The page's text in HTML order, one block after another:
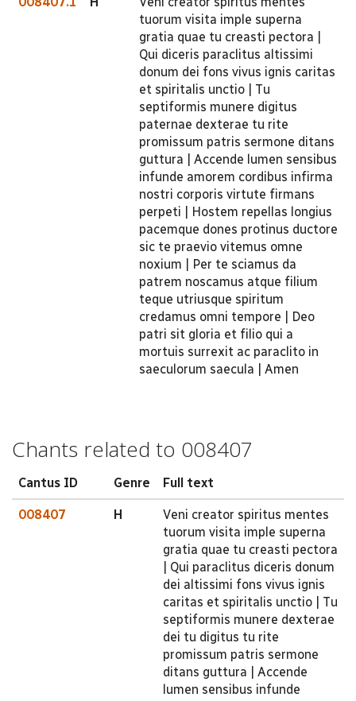
tuorum visita imple superna
gratia quae tu creasti pectora |
Qui diceris paraclitus altissimi
donum dei fons vivus ignis caritas
et spiritalis unctio | Tu
septiformis munere digitus
paternae dexterae tu rite
promissum patris sermone ditans
guttura | Accende lumen sensibus
infunde amorem cordibus infirma
nostri corporis virtute firmans
perpeti | Hostem repellas longius
pacemque dones protinus ductore
sic te praevio vitemus omne
noxium | Per te sciamus da
patrem noscamus atque filium
teque utriusque spiritum
credamus omni tempore | Deo
patri sit gloria et filio qui a
mortuis surrexit ac paraclito in
saeculorum saecula | Amen
Chants related to 008407
Cantus ID Genre Full text
008407 H
Veni creator spiritus mentes
tuorum visita imple superna
gratia quae tu creasti pectora
| Qui paraclitus diceris donum
dei altissimi fons vivus ignis
caritas et spiritalis unctio | Tu
septiformis munere dexterae
dei tu digitus tu rite
promissum patris sermone
ditans guttura | Accende
lumen sensibus infunde